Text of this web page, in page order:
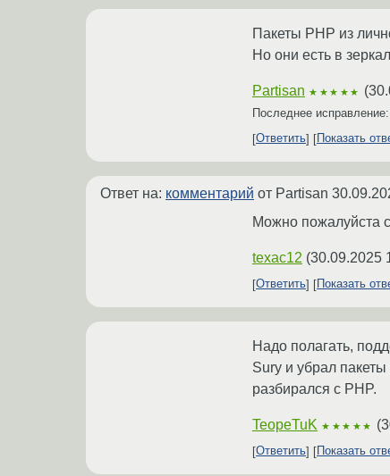
Пакеты PHP из
Но они есть в
Partisan ★★★★★ (
Последнее
Ответить
Показать
Ответ на: комментарий от Partisan
Можно пожалуйста
texac12 (30.09.2025
Ответить
Показать
Надо полагать,
Sury и убрал
разбирался с PHP.
TeopeTuK ★★★★★ (
Ответить Показать